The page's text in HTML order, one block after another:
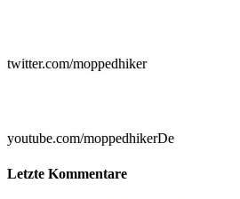
twitter.com/moppedhiker
youtube.com/moppedhikerDe
Letzte Kommentare